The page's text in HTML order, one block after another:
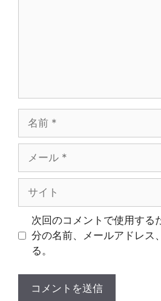
ル
次回のコメントで使用する
分の名前、メールアドレス
る。